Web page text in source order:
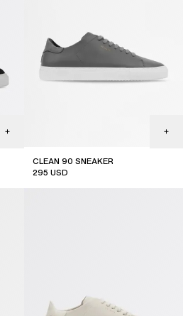
CLEAN 90 SNEAKER
295 USD